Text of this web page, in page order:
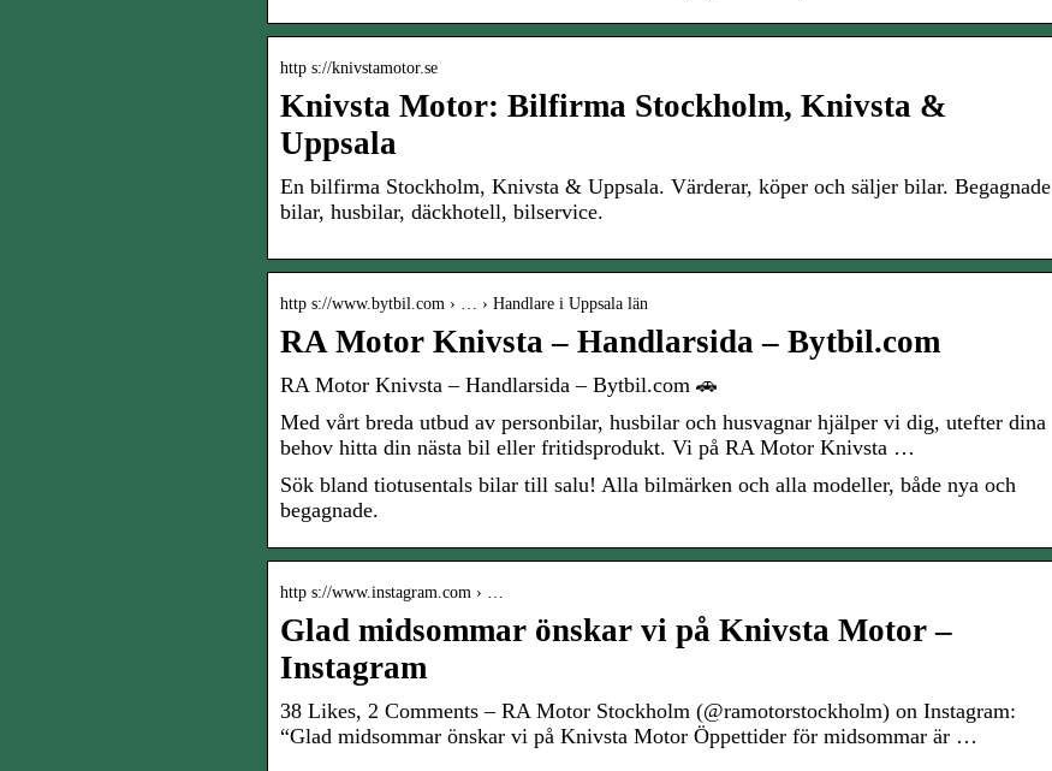
http s://knivstamotor.se
Knivsta Motor: Bilfirma Stockholm, Knivsta &
Uppsala
En bilfirma Stockholm, Knivsta & Uppsala. Värderar, köper och säljer bilar. Begagnade
bilar, husbilar, däckhotell, bilservice.
http s://www.bytbil.com › … › Handlare i Uppsala län
RA Motor Knivsta – Handlarsida – Bytbil.com
RA Motor Knivsta – Handlarsida – Bytbil.com 🚗
Med vårt breda utbud av personbilar, husbilar och husvagnar hjälper vi dig, utefter dina
behov hitta din nästa bil eller fritidsprodukt. Vi på RA Motor Knivsta …
Sök bland tiotusentals bilar till salu! Alla bilmärken och alla modeller, både nya och
begagnade.
http s://www.instagram.com › …
Glad midsommar önskar vi på Knivsta Motor –
Instagram
38 Likes, 2 Comments – RA Motor Stockholm (@ramotorstockholm) on Instagram:
“Glad midsommar önskar vi på Knivsta Motor Öppettider för midsommar är …